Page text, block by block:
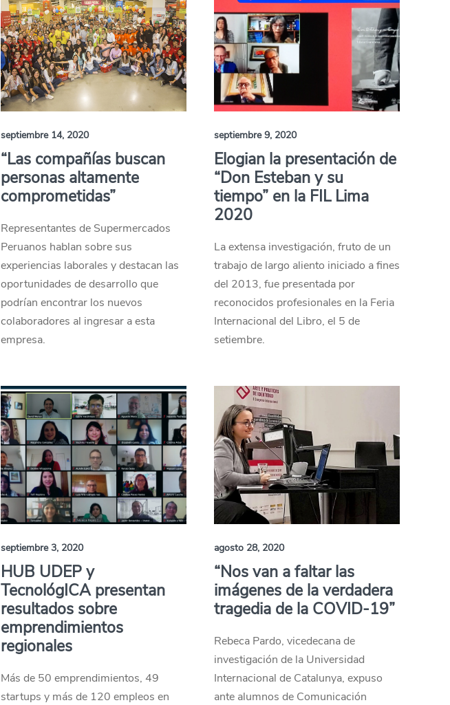
septiembre 14, 2020
“Las compañías buscan
personas altamente
comprometidas”
Representantes de Supermercados
Peruanos hablan sobre sus
experiencias laborales y destacan las
oportunidades de desarrollo que
podrían encontrar los nuevos
colaboradores al ingresar a esta
empresa.
septiembre 9, 2020
Elogian la presentación de
“Don Esteban y su
tiempo” en la FIL Lima
2020
La extensa investigación, fruto de un
trabajo de largo aliento iniciado a fines
del 2013, fue presentada por
reconocidos profesionales en la Feria
Internacional del Libro, el 5 de
setiembre.
septiembre 3, 2020
HUB UDEP y
TecnológICA presentan
resultados sobre
emprendimientos
regionales
Más de 50 emprendimientos, 49
startups y más de 120 empleos en
agosto 28, 2020
“Nos van a faltar las
imágenes de la verdadera
tragedia de la COVID-19”
Rebeca Pardo, vicedecana de
investigación de la Universidad
Internacional de Catalunya, expuso
ante alumnos de Comunicación